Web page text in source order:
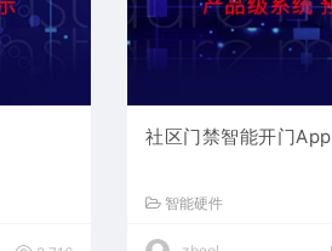
社区门禁智能开门App
智能硬件